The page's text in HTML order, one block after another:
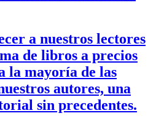
a nuestros lectores
de libros a precios
la mayoría de las
autores, una
sin precedentes.